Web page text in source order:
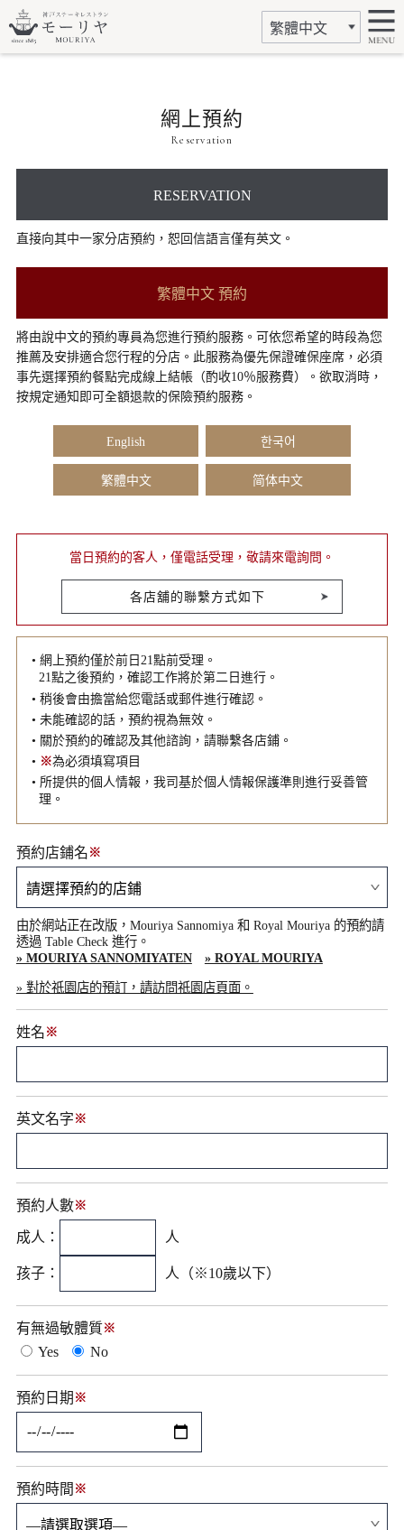
網上預約
Reservation
RESERVATION
直接向其中一家分店預約，恕回信語言僅有英文。
繁體中文 預約
將由說中文的預約專員為您進行預約服務。可依您希望的時段為您
推薦及安排適合您行程的分店。此服務為優先保證確保座席，必須
事先選擇預約餐點完成線上結帳（酌收10％服務費）。欲取消時，
按規定通知即可全額退款的保險預約服務。
English 한국어
繁體中文 简体中文
當日預約的客人，僅電話受理，敬請來電詢問。
各店舖的聯繫方式如下
• 網上預約僅於前日21點前受理。
21點之後預約，確認工作將於第二日進行。
• 稍後會由擔當給您電話或郵件進行確認。
• 未能確認的話，預約視為無效。
• 關於預約的確認及其他諮詢，請聯繫各店鋪。
• ※為必須填寫項目
• 所提供的個人情報，我司基於個人情報保護準則進行妥善管
理。
預約店鋪名 ※
由於網站正在改版，Mouriya Sannomiya 和 Royal Mouriya 的預約請
透過 Table Check 進行。
» MOURIYA SANNOMIYATEN
» ROYAL MOURIYA
» 對於祇園店的預訂，請訪問祇園店頁面。
姓名 ※
英文名字 ※
預約人數※
成人： 人
孩子： 人（※10歲以下）
有無過敏體質※
Yes No
預約日期 ※
預約時間 ※